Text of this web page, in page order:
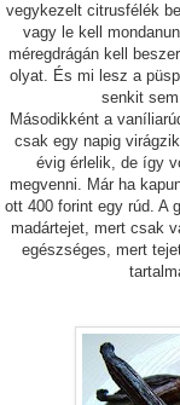
vegykezelt citrusfélék
vagy le kell
méregdrágán kell
olyat. És mi lesz a
senkit
Másodikként a
csak egy napig
évig érlelik, de így
megvenni. Már ha
ott 400 forint egy rúd. A
madártejet, mert csak
egészséges, mert